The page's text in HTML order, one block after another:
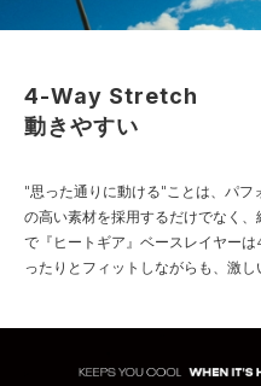
4-Way Stretch
動きやすい
"思った通りに動ける"ことは、パフ
の高い素材を採用するだけでなく
で『ヒートギア』ベースレイヤー
ったりとフィットしながらも、激し